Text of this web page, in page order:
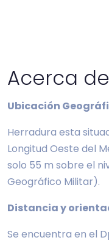
Acerca
Ubicación
Herradura esta
Longitud Oeste del
solo 55 m sobre el
Geográfico Militar).
Distancia y
Se encuentra en el